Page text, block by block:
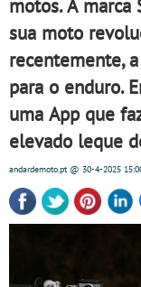
motos. A marca
sua moto
recentemente, a
para o enduro.
uma App que
elevado leque
andardemoto.pt@ 30-4-2025